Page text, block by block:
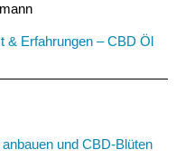
& Erfahrungen – CBD Öl
und CBD-Blüten